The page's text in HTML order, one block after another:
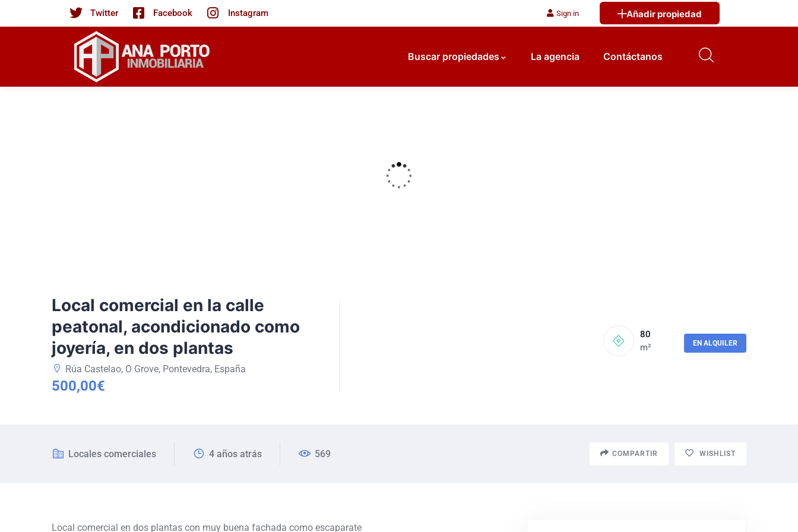
Twitter Facebook Instagram Sign in Añadir propiedad
Buscar propiedades La agencia Contáctanos
Local comercial en la calle
peatonal, acondicionado como
joyería, en dos plantas
Rúa Castelao, O Grove, Pontevedra, España
500,00€
80
m²
EN ALQUILER
Locales comerciales 4 años atrás 569 COMPARTIR WISHLIST
Local comercial en dos plantas con muy buena fachada como escaparate